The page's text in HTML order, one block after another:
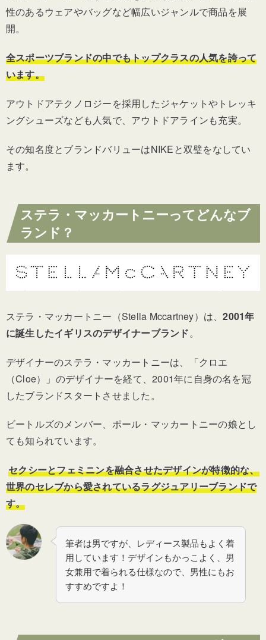
性のあるウェアやバッグなど幅広いジャンルで商品を展
開。
全スポーツブランドの中でもトップクラスの人気を誇って
います。
アウトドアテクノロジーを採用したジャケットやトレッキ
ングシューズなども人気で、アウトドアラインも充実。
その知名度とブランドバリューはNIKEと双璧をなしてい
ます。
ステラ・マッカートニーってどんなブ
ランド？
ステラ・マッカートニー（Stella Mccartney）は、2001年
に誕生したイギリスのデザイナーブランド。
デザイナーのステラ・マッカートニーは、「クロエ
（Cloe）」のデザイナーを経て、2001年に自身の名を冠
したブランドスタートさせました。
ビートルズのメンバー、ポール・マッカートニーの娘とし
ても知られています。
セクシーとフェミニンを融合させたデザインが特徴的な、
世界のセレブから愛されているラグジュアリーブランドで
す。
筆者は男ですが、レディース製品もよく着
用しています！デザインもかっこよく、男
女兼用で着られる仕様なので、男性にもお
すすめですよ！